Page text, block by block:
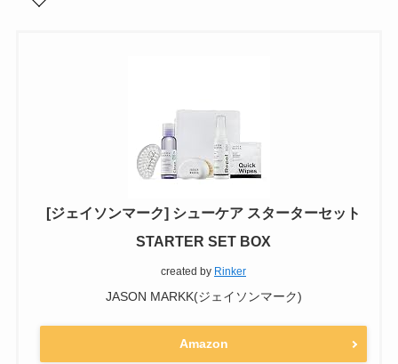
[ジェイソンマーク] シューケア スターターセット
STARTER SET BOX
created by Rinker
JASON MARKK(ジェイソンマーク)
Amazon